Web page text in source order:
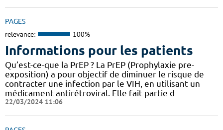
PAGES
relevance: 100%
Informations pour les patients
Qu’est-ce-que la PrEP ? La PrEP (Prophylaxie pre-
exposition) a pour objectif de diminuer le risque de
contracter une infection par le VIH, en utilisant un
médicament antirétroviral. Elle fait partie d
22/03/2024 11:06